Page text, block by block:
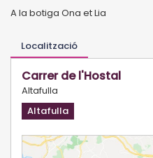
A la botiga Ona et Lia
Localització
Carrer de l'Hostal
Altafulla
Altafulla